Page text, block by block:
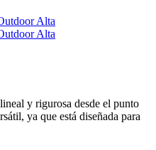
y rigurosa desde el punto
ya que está diseñada para